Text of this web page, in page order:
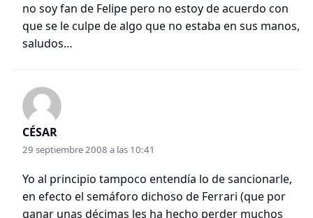
no soy fan de Felipe pero no estoy de acuerdo con
que se le culpe de algo que no estaba en sus manos,
saludos…
CÉSAR
29 septiembre 2008 a las 10:41
Yo al principio tampoco entendía lo de sancionarle,
en efecto el semáforo dichoso de Ferrari (que por
ganar unas décimas les ha hecho perder muchos